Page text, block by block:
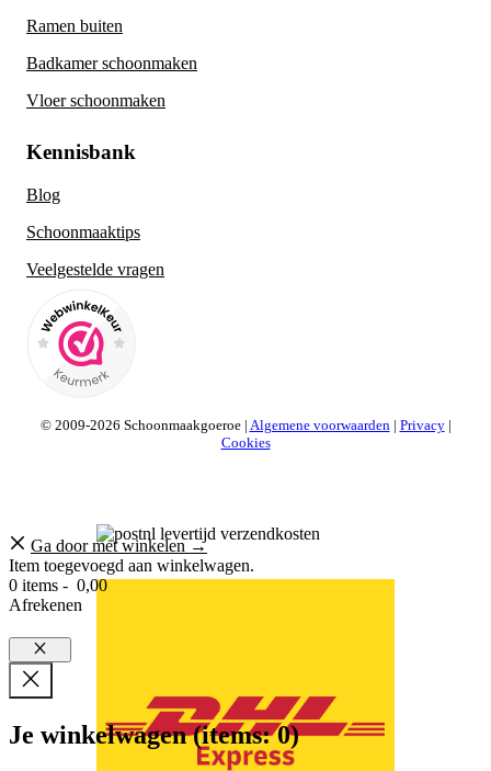
Ramen buiten
Badkamer schoonmaken
Vloer schoonmaken
Kennisbank
Blog
Schoonmaaktips
Veelgestelde vragen
© 2009-2026 Schoonmaakgoeroe | Algemene voorwaarden| Privacy|
Cookies
Ga door met winkelen →
Item toegevoegd aan winkelwagen.
0 items - 0,00
Afrekenen
Sluiten
Je winkelwagen(items: 0)